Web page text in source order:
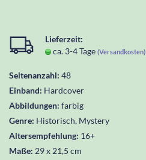
Lieferzeit:
ca. 3-4 Tage (Versandkosten)
Seitenanzahl: 48
Einband: Hardcover
Abbildungen: farbig
Genre: Historisch, Mystery
Altersempfehlung: 16+
Maße: 29 x 21,5 cm